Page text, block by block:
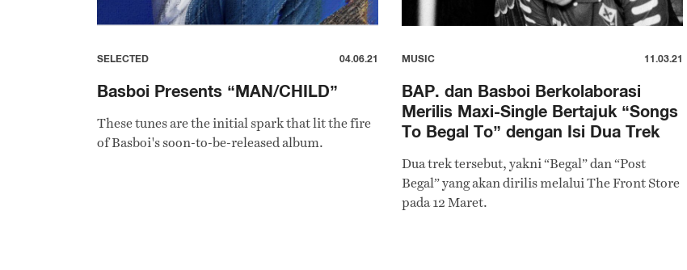
SELECTED 04.06.21
Basboi Presents “MAN/CHILD”
These tunes are the initial spark that lit the fire
of Basboi's soon-to-be-released album.
MUSIC 11.03.21
BAP. dan Basboi Berkolaborasi
Merilis Maxi-Single Bertajuk “Songs
To Begal To” dengan Isi Dua Trek
Dua trek tersebut, yakni “Begal” dan “Post
Begal” yang akan dirilis melalui The Front Store
pada 12 Maret.